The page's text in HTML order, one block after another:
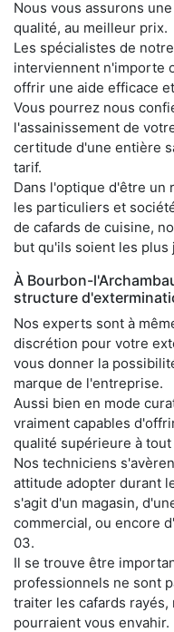
Nous vous assurons
qualité, au meilleur prix.
Les spécialistes de
interviennent n'importe
offrir une aide efficace
Vous pourrez nous
l'assainissement de
certitude d'une entière
tarif.
Dans l'optique d'être un
les particuliers et
de cafards de cuisine,
but qu'ils soient les plus
À Bourbon-
structure
Nos experts sont à
discrétion pour votre
vous donner la
marque de l'entreprise.
Aussi bien en mode
vraiment capables
qualité supérieure à
Nos techniciens
attitude adopter durant
s'agit d'un magasin,
commercial, ou encore
03.
Il se trouve être
professionnels ne sont
traiter les cafards
pourraient vous envahir.